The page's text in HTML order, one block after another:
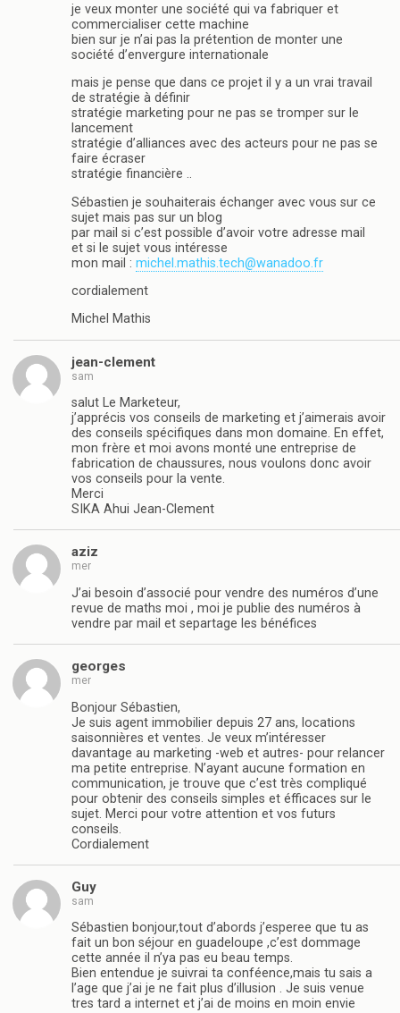
je veux monter une société qui va fabriquer et
commercialiser cette machine
bien sur je n’ai pas la prétention de monter une
société d’envergure internationale
mais je pense que dans ce projet il y a un vrai travail
de stratégie à définir
stratégie marketing pour ne pas se tromper sur le
lancement
stratégie d’alliances avec des acteurs pour ne pas se
faire écraser
stratégie financière ..
Sébastien je souhaiterais échanger avec vous sur ce
sujet mais pas sur un blog
par mail si c’est possible d’avoir votre adresse mail
et si le sujet vous intéresse
mon mail : michel.mathis.tech@wanadoo.fr
cordialement
Michel Mathis
jean-clement
sam
salut Le Marketeur,
j’apprécis vos conseils de marketing et j’aimerais avoir
des conseils spécifiques dans mon domaine. En effet,
mon frère et moi avons monté une entreprise de
fabrication de chaussures, nous voulons donc avoir
vos conseils pour la vente.
Merci
SIKA Ahui Jean-Clement
aziz
mer
J’ai besoin d’associé pour vendre des numéros d’une
revue de maths moi , moi je publie des numéros à
vendre par mail et separtage les bénéfices
georges
mer
Bonjour Sébastien,
Je suis agent immobilier depuis 27 ans, locations
saisonnières et ventes. Je veux m’intéresser
davantage au marketing -web et autres- pour relancer
ma petite entreprise. N’ayant aucune formation en
communication, je trouve que c’est très compliqué
pour obtenir des conseils simples et éfficaces sur le
sujet. Merci pour votre attention et vos futurs
conseils.
Cordialement
Guy
sam
Sébastien bonjour,tout d’abords j’esperee que tu as
fait un bon séjour en guadeloupe ,c’est dommage
cette année il n’ya pas eu beau temps.
Bien entendue je suivrai ta conféence,mais tu sais a
l’age que j’ai je ne fait plus d’illusion . Je suis venue
tres tard a internet et j’ai de moins en moin envie